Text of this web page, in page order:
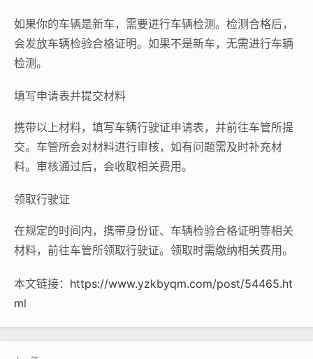
如果你的车辆是新车，需要进行车辆检测。检测合格后，
会发放车辆检验合格证明。如果不是新车，无需进行车辆
检测。
填写申请表并提交材料
携带以上材料，填写车辆行驶证申请表，并前往车管所提
交。车管所会对材料进行审核，如有问题需及时补充材
料。审核通过后，会收取相关费用。
领取行驶证
在规定的时间内，携带身份证、车辆检验合格证明等相关
材料，前往车管所领取行驶证。领取时需缴纳相关费用。
本文链接： https://www.yzkbyqm.com/post/54465.ht
ml